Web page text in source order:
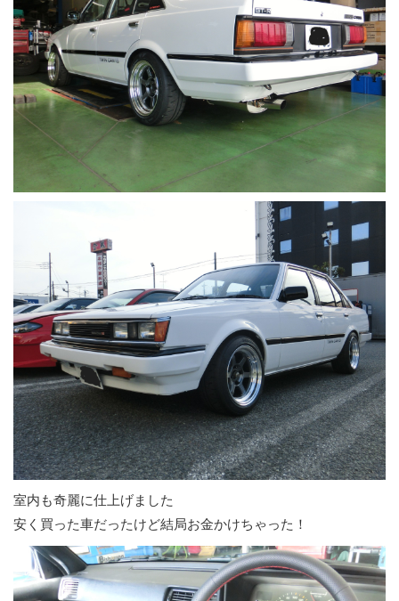
室内も奇麗に仕上げました
安く買った車だったけど結局お金かけちゃった！